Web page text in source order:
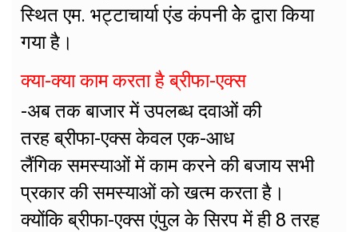
स्थित एम. भट्टाचार्या एंड कंपनी केे द्वारा किया
गया है।
क्या-क्या काम करता है ब्रीफा-एक्स
-अब तक बाजार में उपलब्ध दवाओं की
तरह ब्रीफा-एक्स केवल एक-आध
लैंगिक समस्याओं में काम करने की बजाय सभी
प्रकार की समस्याओं को खत्म करता है।
क्योंकि ब्रीफा-एक्स एंपुल के सिरप में ही 8 तरह